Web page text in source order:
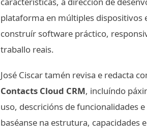
plataforma en múltiples dispositivos
construír software práctico,
traballo reais.
José Ciscar tamén revisa e redacta
Contacts Cloud CRM, incluíndo
uso, descricións de funcionalidades
baséanse na estrutura, capacidades